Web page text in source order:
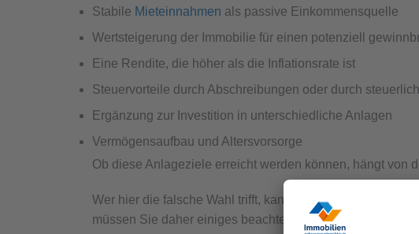
Stabile Mieteinnahmen als passive Einkommensquelle
Wertsteigerung der Immobilie für einen potenziell
Eine Rendite, die höher als die Inflationsrate ist
Steuervorteile durch Abschreibungen oder durch
Ergänzung zur Investition in unterschiedliche Anlagen
Vermögensaufbau und Altersvorsorge
Ob diese Anlageziele erreicht werden können, hängt von
Wer hier die falsche Wahl trifft, kann sich anstelle eines
müssen Sie daher einiges beachten.